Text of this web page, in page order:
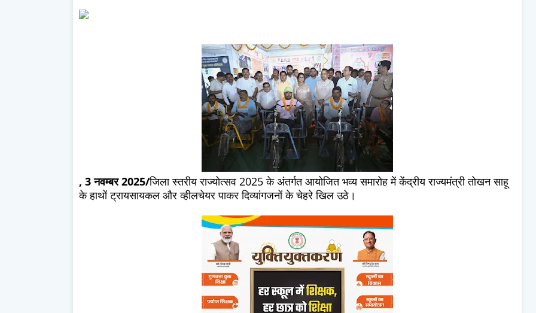
, 3 नवम्बर 2025/जिला स्तरीय राज्योत्सव 2025 के अंतर्गत आयोजित भव्य समारोह में केंद्रीय राज्यमंत्री तोखन साहू
के हाथों ट्रायसायकल और व्हीलचेयर पाकर दिव्यांगजनों के चेहरे खिल उठे।